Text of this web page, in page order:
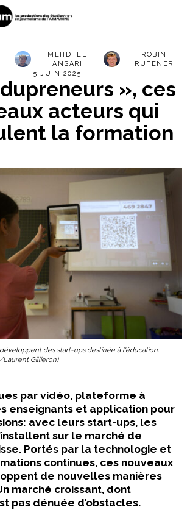
MEHDI EL
ANSARI
ROBIN
RUFENER
5 JUIN 2025
», ces
acteurs qui
la formation
des start-ups destinée à l'éducation.
Laurent Gillieron)
par vidéo, plateforme à
enseignants et application pour
avec leurs start-ups, les
sur le marché de
Portés par la technologie et
continues, ces nouveaux
de nouvelles manières
marché croissant, dont
pas dénuée d’obstacles.